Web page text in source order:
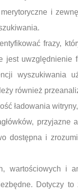
i
frazy,
uwzględnienie
również
ładowania
dostępna i
i
Dotyczy